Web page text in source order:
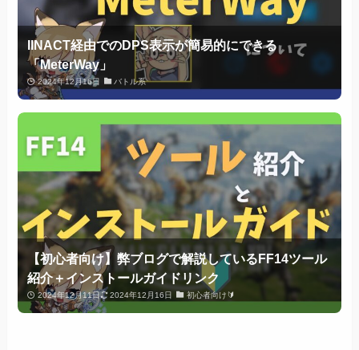
IINACT経由でのDPS表示が簡易的にできる
「MeterWay」
2024年12月16日 バトル系
【初心者向け】弊ブログで解説しているFF14ツール
紹介＋インストールガイドリンク
2024年12月11日 2024年12月16日 初心者向け🔰